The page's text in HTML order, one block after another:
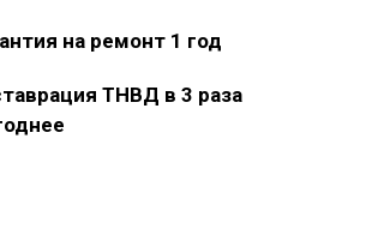
на ремонт 1 год
ТНВД в 3 раза